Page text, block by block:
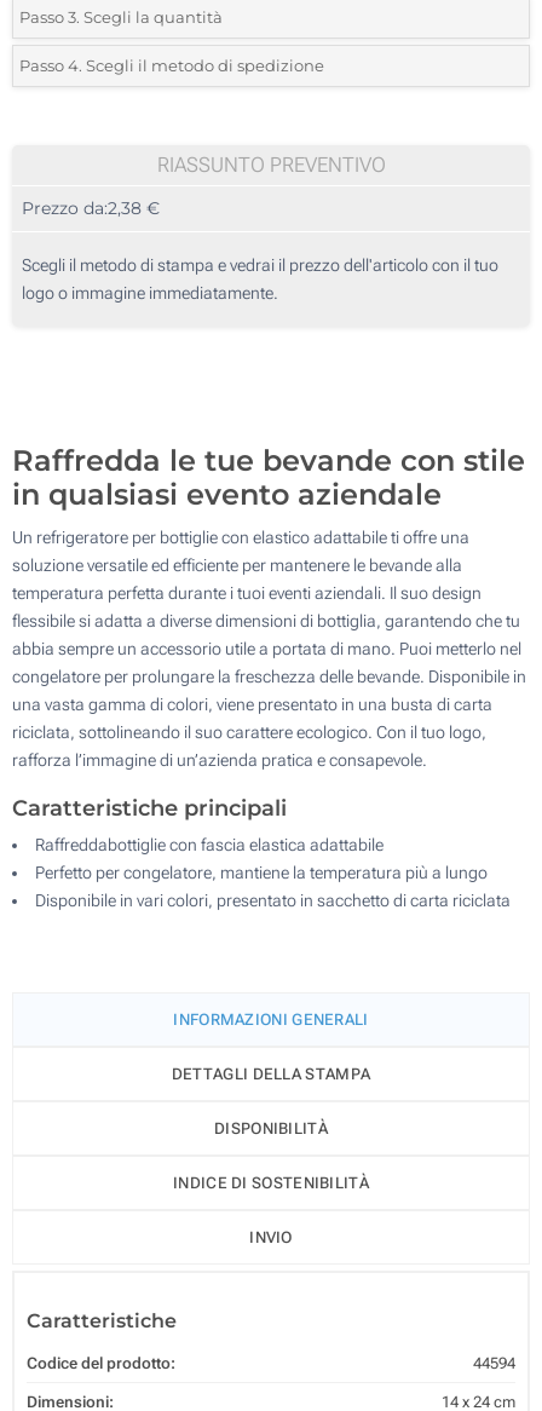
*Seleziona la posizione di stampa e il colore del vostro logo:
1 Colore (Su un lato)
Passo 3. Scegli la quantità
*Quantità desiderata:
70
175
350
Passo 4. Scegli il metodo di spedizione
RIASSUNTO PREVENTIVO
Prezzo da:2,38 €
Scegli il metodo di stampa e vedrai il prezzo dell'articolo con il tuo
logo o immagine immediatamente.
Raffredda le tue bevande con stile
in qualsiasi evento aziendale
Un refrigeratore per bottiglie con elastico adattabile ti offre una
soluzione versatile ed efficiente per mantenere le bevande alla
temperatura perfetta durante i tuoi eventi aziendali. Il suo design
flessibile si adatta a diverse dimensioni di bottiglia, garantendo che tu
abbia sempre un accessorio utile a portata di mano. Puoi metterlo nel
congelatore per prolungare la freschezza delle bevande. Disponibile in
una vasta gamma di colori, viene presentato in una busta di carta
riciclata, sottolineando il suo carattere ecologico. Con il tuo logo,
rafforza l’immagine di un’azienda pratica e consapevole.
Caratteristiche principali
Raffreddabottiglie con fascia elastica adattabile
Perfetto per congelatore, mantiene la temperatura più a lungo
Disponibile in vari colori, presentato in sacchetto di carta riciclata
INFORMAZIONI GENERALI
DETTAGLI DELLA STAMPA
DISPONIBILITÀ
INDICE DI SOSTENIBILITÀ
INVIO
Caratteristiche
Codice del prodotto: 44594
Dimensioni: 14 x 24 cm